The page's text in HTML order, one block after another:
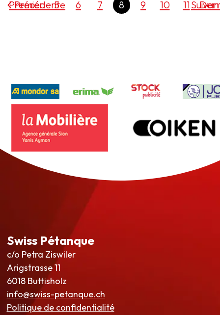
Précédente
Premier 5 6 7 8 9 10 11
Swiss Pétanque
c/o Petra Ziswiler
Arigstrasse 11
6018 Buttisholz
info@swiss-petanque.ch
Politique de confidentialité